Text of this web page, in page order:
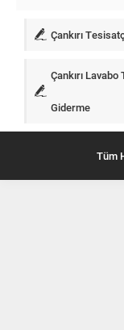
Çankırı
Çankırı Lavabo
Giderme
Tüm